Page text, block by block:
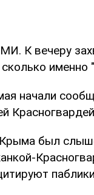
К вечеру
начали
был